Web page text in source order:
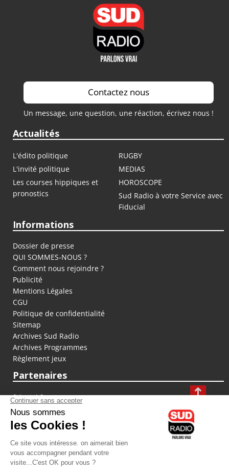
Contactez nous
Un message, une question, une réaction, écrivez nous !
Actualités
L'édito politique
RUGBY
L'invité politique
MEDIAS
Les courses hippiques et
pronostics
HOROSCOPE
Sud Radio à votre Service avec
Fiducial
Informations
Dossier de presse
QUI SOMMES-NOUS ?
Comment nous rejoindre ?
Publicité
Mentions Légales
CGU
Politique de confidentialité
Sitemap
Archives Sud Radio
Archives Programmes
Règlement jeux
Partenaires
fiducial.fr
lyoncapitale.fr
olympique-et-lyonnais.com
L'application Iphone / Android
Téléchargez l'application